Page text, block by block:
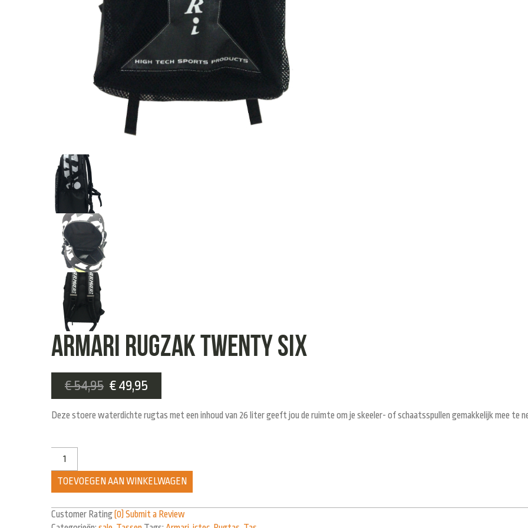
Armari rugzak twenty six
€54,95 €49,95
Deze stoere waterdichte rugtas met een inhoud van 26 liter geeft jou de ruimte om je skeeler- of schaatsspullen gemakkelijk mee te
TOEVOEGEN AAN WINKELWAGEN
Customer Rating (0) Submit a Review